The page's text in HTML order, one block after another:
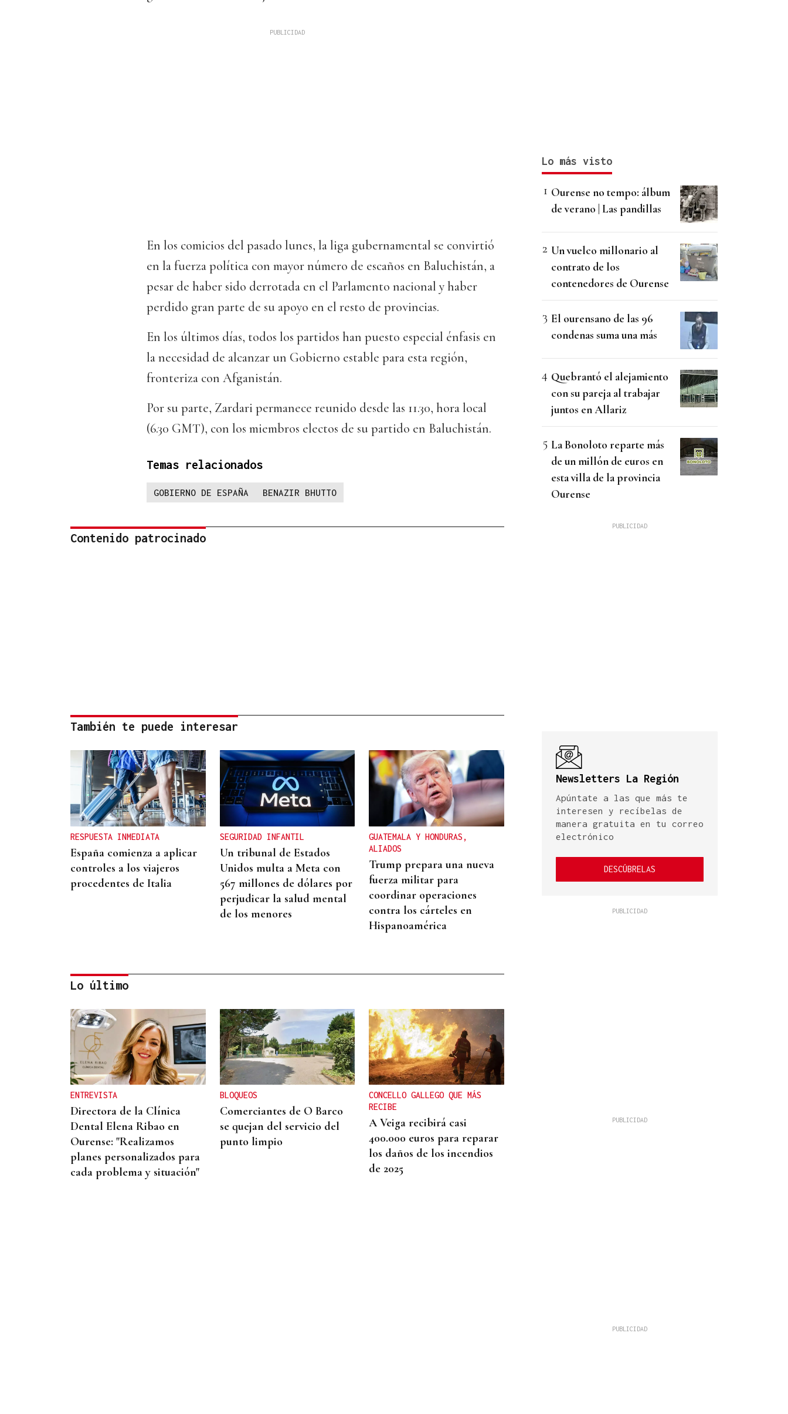
En los comicios del pasado lunes, la liga gubernamental se convirtió
en la fuerza política con mayor número de escaños en Baluchistán, a
pesar de haber sido derrotada en el Parlamento nacional y haber
perdido gran parte de su apoyo en el resto de provincias.
En los últimos días, todos los partidos han puesto especial énfasis en
la necesidad de alcanzar un Gobierno estable para esta región,
fronteriza con Afganistán.
Por su parte, Zardari permanece reunido desde las 11.30, hora local
(6.30 GMT), con los miembros electos de su partido en Baluchistán.
Temas relacionados
GOBIERNO DE ESPAÑA BENAZIR BHUTTO
Contenido patrocinado
También te puede interesar
RESPUESTA INMEDIATA
España comienza a aplicar
controles a los viajeros
procedentes de Italia
SEGURIDAD INFANTIL
Un tribunal de Estados
Unidos multa a Meta con
567 millones de dólares por
perjudicar la salud mental
de los menores
GUATEMALA Y HONDURAS,
ALIADOS
Trump prepara una nueva
fuerza militar para
coordinar operaciones
contra los cárteles en
Hispanoamérica
ASESINÓ A SU ABUELO
Un tiroteo escolar en
Tailandia deja al menos 6
muertos y 15 heridos
Lo último
ENTREVISTA
Directora de la Clínica
Dental Elena Ribao en
Ourense: "Realizamos
planes personalizados para
cada problema y situación"
BLOQUEOS
Comerciantes de O Barco
se quejan del servicio del
punto limpio
CONCELLO GALLEGO QUE MÁS
RECIBE
A Veiga recibirá casi
400.000 euros para reparar
los daños de los incendios
de 2025
Lo más visto
Ourense no tempo: álbum
de verano | Las pandillas
Un vuelco millonario al
contrato de los
contenedores de Ourense
El ourensano de las 96
condenas suma una más
Quebrantó el alejamiento
con su pareja al trabajar
juntos en Allariz
La Bonoloto reparte más
de un millón de euros en
esta villa de la provincia
Ourense
Newsletters La Región
Apúntate a las que más te
interesen y recíbelas de
manera gratuita en tu correo
electrónico
DESCÚBRELAS